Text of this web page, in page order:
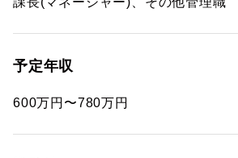
予定年収
600万円〜780万円